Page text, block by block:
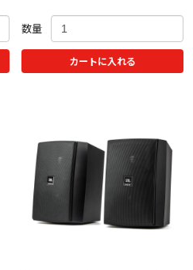
数量
カートに入れる